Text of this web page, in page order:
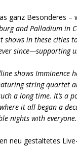
ganz Besonderes –
and Palladium in
shows in these cities
since—supporting
shows Imminence
string quartet
a long time. It’s a
it all began a
nights with
neu gestaltetes